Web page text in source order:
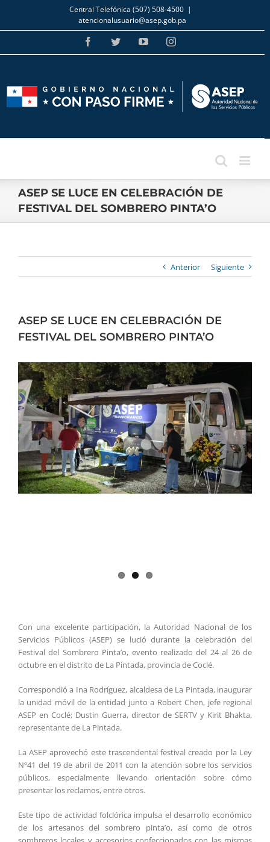
Skip
to
content
Central Telefónica (507) 508-4500 |
atencionalusuario@asep.gob.pa
FacebookTwitterYouTubeInstagram
ASEP SE LUCE EN CELEBRACIÓN DE
FESTIVAL DEL SOMBRERO PINTA’O
Anterior Siguiente
ASEP SE LUCE EN CELEBRACIÓN DE
FESTIVAL DEL SOMBRERO PINTA’O
Con una excelente participación, la Autoridad Nacional de los
Servicios Públicos (ASEP) se lució durante la celebración del
Festival del Sombrero Pinta’o, evento realizado del 24 al 26 de
octubre en el distrito de La Pintada, provincia de Coclé.
Correspondió a Ina Rodríguez, alcaldesa de La Pintada, inaugurar
la unidad móvil de la entidad junto a Robert Chen, jefe regional
ASEP en Coclé; Dustin Guerra, director de SERTV y Kirit Bhakta,
representante de La Pintada.
La ASEP aprovechó este trascendental festival creado por la Ley
Nº41 del 19 de abril de 2011 con la atención sobre los servicios
públicos, especialmente llevando orientación sobre cómo
presentar los reclamos, entre otros.
Este tipo de actividad folclórica impulsa el desarrollo económico
de los artesanos del sombrero pinta’o, así como de otros